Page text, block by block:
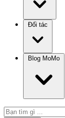
Đối tác
Blog MoMo